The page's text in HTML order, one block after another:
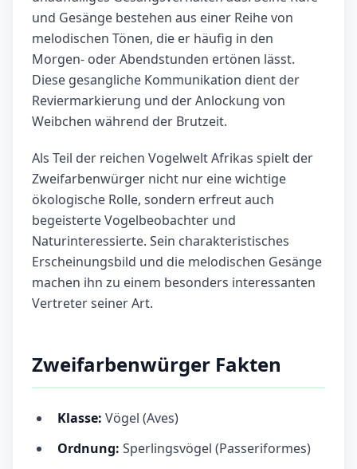
und Gesänge bestehen aus einer Reihe von
melodischen Tönen, die er häufig in den
Morgen- oder Abendstunden ertönen lässt.
Diese gesangliche Kommunikation dient der
Reviermarkierung und der Anlockung von
Weibchen während der Brutzeit.
Als Teil der reichen Vogelwelt Afrikas spielt der
Zweifarbenwürger nicht nur eine wichtige
ökologische Rolle, sondern erfreut auch
begeisterte Vogelbeobachter und
Naturinteressierte. Sein charakteristisches
Erscheinungsbild und die melodischen Gesänge
machen ihn zu einem besonders interessanten
Vertreter seiner Art.
Zweifarbenwürger Fakten
Klasse: Vögel (Aves)
Ordnung: Sperlingsvögel (Passeriformes)